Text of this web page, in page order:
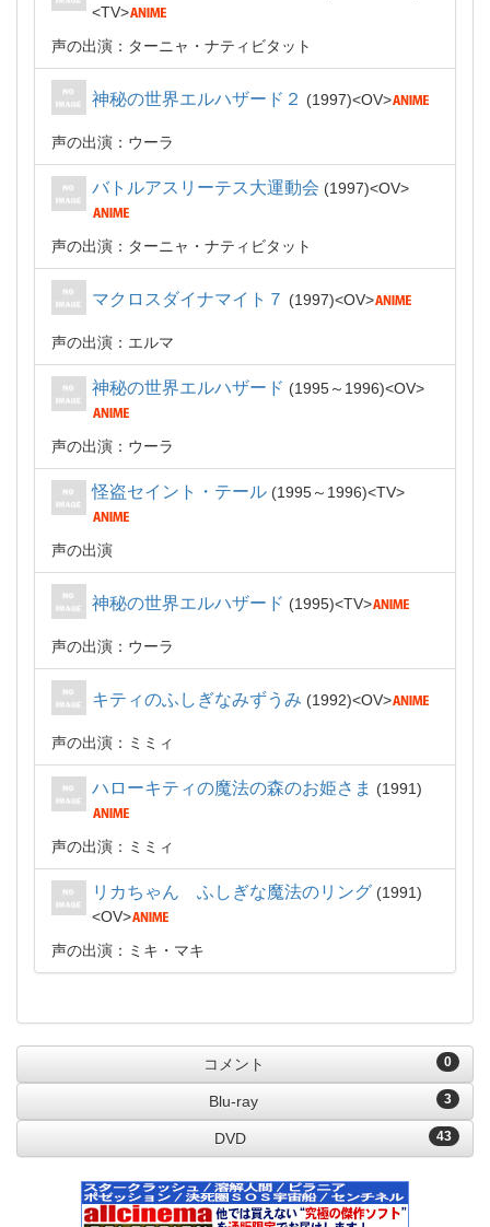
TV
声の出演：ターニャ・ナティビタット
神秘の世界エルハザード２ 1997 OV
声の出演：ウーラ
バトルアスリーテス大運動会 1997 OV
声の出演：ターニャ・ナティビタット
マクロスダイナマイト７ 1997 OV
声の出演：エルマ
神秘の世界エルハザード 1995～1996 OV
声の出演：ウーラ
怪盗セイント・テール 1995～1996 TV
声の出演
神秘の世界エルハザード 1995 TV
声の出演：ウーラ
キティのふしぎなみずうみ 1992 OV
声の出演：ミミィ
ハローキティの魔法の森のお姫さま 1991
声の出演：ミミィ
リカちゃん ふしぎな魔法のリング
1991
OV
声の出演：ミキ・マキ
0
コメント
3
Blu-ray
43
DVD